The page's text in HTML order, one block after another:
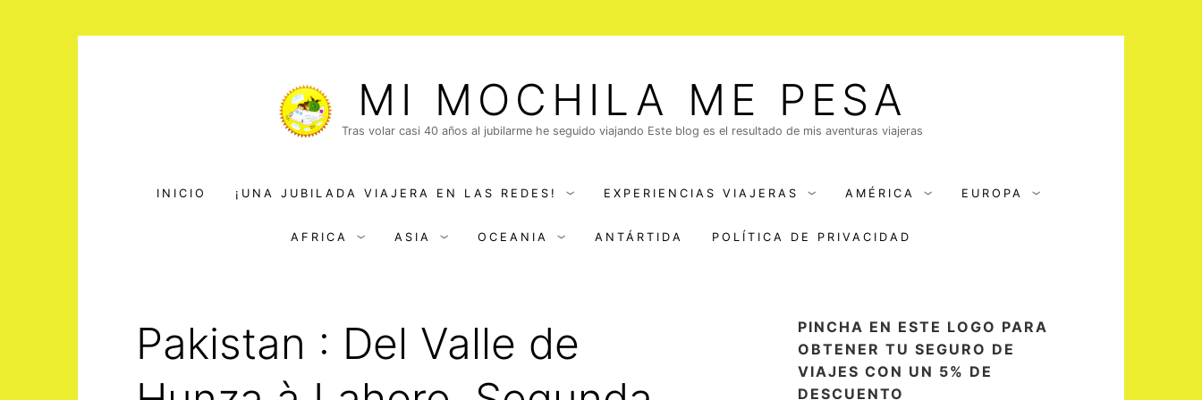
MI MOCHILA ME PESA
Tras volar casi 40 años al jubilarme he seguido viajando Este blog es el resultado de mis aventuras viajeras
INICIO ¡UNA JUBILADA VIAJERA EN LAS REDES! EXPERIENCIAS VIAJERAS AMÉRICA EUROPA
AFRICA ASIA OCEANIA ANTÁRTIDA POLÍTICA DE PRIVACIDAD
Pakistan : Del Valle de
PINCHA EN ESTE LOGO PARA
OBTENER TU SEGURO DE
VIAJES CON UN 5% DE
DESCUENTO